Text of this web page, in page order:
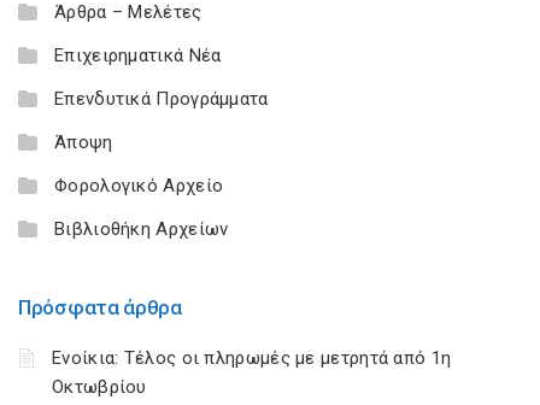
Άρθρα – Μελέτες
Επιχειρηματικά Νέα
Επενδυτικά Προγράμματα
Άποψη
Φορολογικό Αρχείο
Βιβλιοθήκη Αρχείων
Πρόσφατα άρθρα
Ενοίκια: Τέλος οι πληρωμές με μετρητά από 1η
Οκτωβρίου